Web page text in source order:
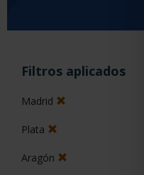
Filtros aplicados
Madrid
Plata
Aragón